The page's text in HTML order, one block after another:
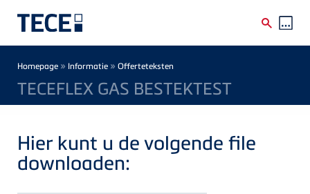
Breadcrumb
Homepage » Informatie » Offerteteksten
TECEFLEX GAS BESTEKTEST
Hier kunt u de volgende file
downloaden: